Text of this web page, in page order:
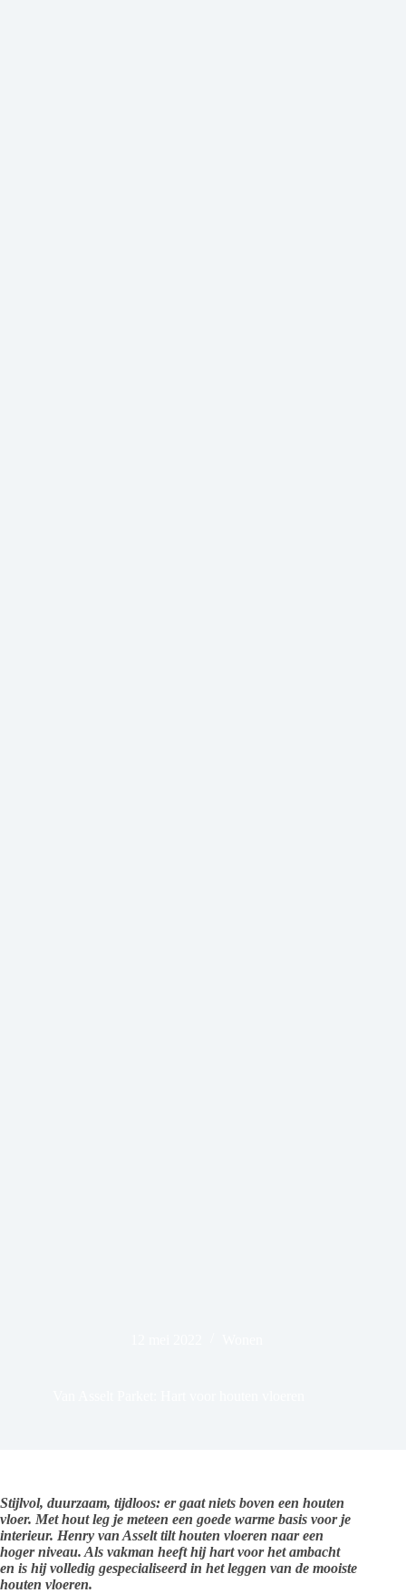
Stijlvol, duurzaam, tijdloos: er gaat niets boven een houten
vloer. Met hout leg je meteen een goede warme basis voor je
interieur. Henry van Asselt tilt houten vloeren naar een
hoger niveau. Als vakman heeft hij hart voor het ambacht
en is hij volledig gespecialiseerd in het leggen van de mooiste
houten vloeren.